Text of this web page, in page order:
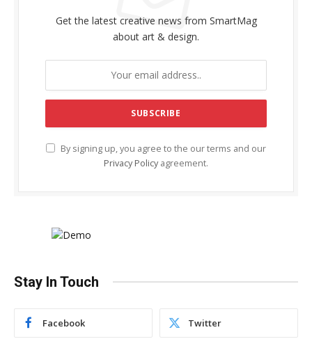
Get the latest creative news from SmartMag
about art & design.
By signing up, you agree to the our terms and our
Privacy Policy agreement.
Stay In Touch
Facebook Twitter